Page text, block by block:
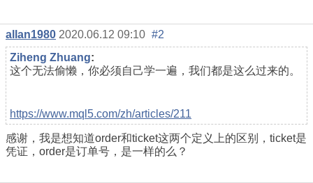
allan1980 2020.06.12 09:10 #2
Ziheng Zhuang:
这个无法偷懒，你必须自己学一遍，我们都是这么过来的。
https://www.mql5.com/zh/articles/211
感谢，我是想知道order和ticket这两个定义上的区别，ticket是
凭证，order是订单号，是一样的么？